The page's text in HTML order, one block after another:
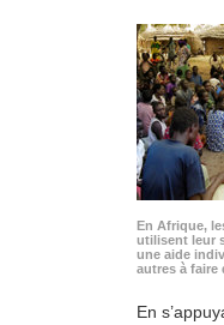
En Afrique,
utilisent leur
une aide
autres à faire
En